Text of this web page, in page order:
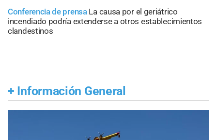
Conferencia de prensa La causa por el geriátrico
incendiado podría extenderse a otros establecimientos
clandestinos
+ Información General